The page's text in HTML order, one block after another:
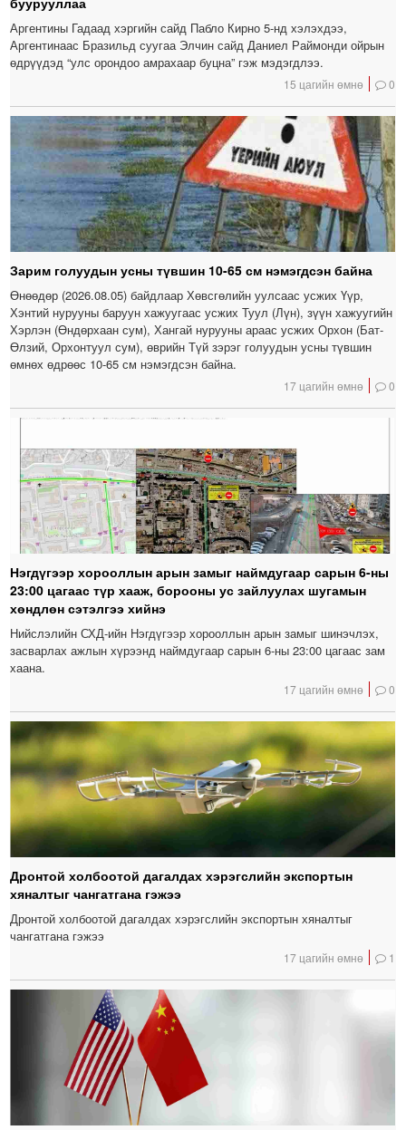
Аргентины Гадаад хэргийн сайд Пабло Кирно 5-нд хэлэхдээ,
Аргентинаас Бразильд суугаа Элчин сайд Даниел Раймонди ойрын
өдрүүдэд “улс орондоо амрахаар буцна” гэж мэдэгдлээ.
15 цагийн өмнө 0
Зарим голуудын усны түвшин 10-65 см нэмэгдсэн байна
Өнөөдөр (2026.08.05) байдлаар Хөвсгөлийн уулсаас усжих Үүр,
Хэнтий нурууны баруун хажуугаас усжих Туул (Лүн), зүүн хажуугийн
Хэрлэн (Өндөрхаан сум), Хангай нурууны араас усжих Орхон (Бат-
Өлзий, Орхонтуул сум), өврийн Түй зэрэг голуудын усны түвшин
өмнөх өдрөөс 10-65 см нэмэгдсэн байна.
17 цагийн өмнө 0
Нэгдүгээр хорооллын арын замыг наймдугаар сарын 6-ны
23:00 цагаас түр хааж, борооны ус зайлуулах шугамын
хөндлөн сэтэлгээ хийнэ
Нийслэлийн СХД-ийн Нэгдүгээр хорооллын арын замыг шинэчлэх,
засварлах ажлын хүрээнд наймдугаар сарын 6-ны 23:00 цагаас зам
хаана.
17 цагийн өмнө 0
Дронтой холбоотой дагалдах хэрэгслийн экспортын
хяналтыг чангатгана гэжээ
Дронтой холбоотой дагалдах хэрэгслийн экспортын хяналтыг
чангатгана гэжээ
17 цагийн өмнө 1